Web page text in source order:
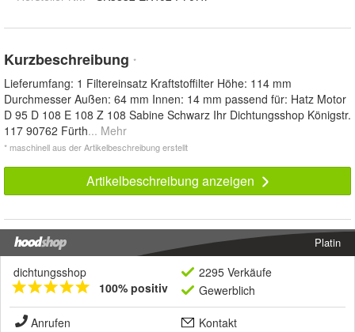
Kurzbeschreibung *
Lieferumfang: 1 Filtereinsatz Kraftstoffilter Höhe: 114 mm
Durchmesser Außen: 64 mm Innen: 14 mm passend für: Hatz Motor
D 95 D 108 E 108 Z 108 Sabine Schwarz Ihr Dichtungsshop Königstr.
117 90762 Fürth... Mehr
* maschinell aus der Artikelbeschreibung erstellt
Artikelbeschreibung anzeigen
Platin
dichtungsshop
100% positiv
2295 Verkäufe
Gewerblich
Anrufen
Kontakt